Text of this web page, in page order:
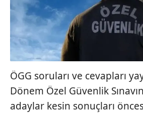
ÖGG soruları ve cevapları
Dönem Özel Güvenlik
adaylar kesin sonuçları